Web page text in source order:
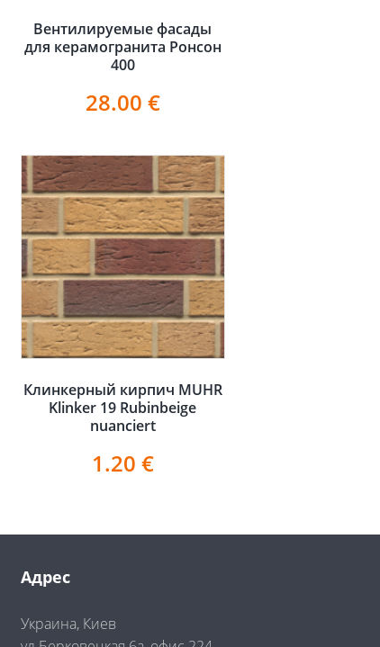
Вентилируемые фасады
для керамогранита Ронсон
400
28.00 €
Клинкерный кирпич MUHR
Klinker 19 Rubinbeige
nuanciert
1.20 €
Адрес
Украина, Киев